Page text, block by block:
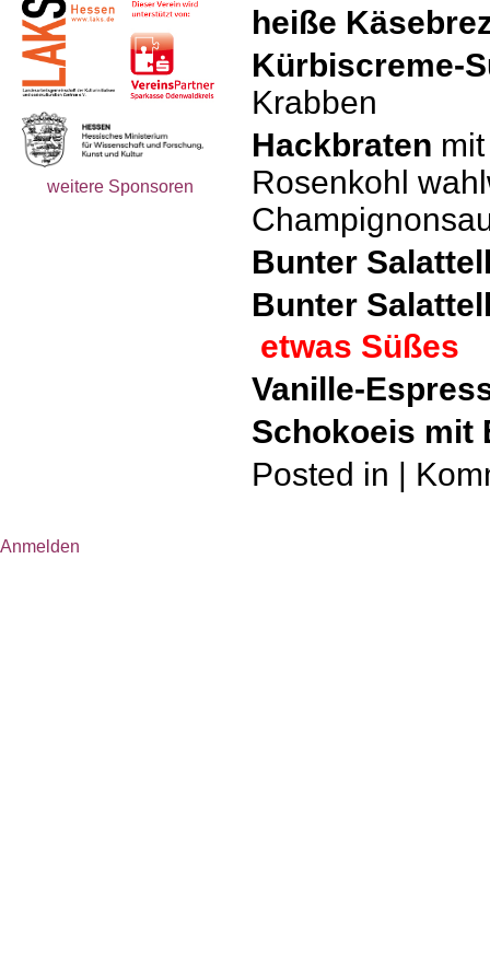
heiße
Kürbiscreme-
Krabben
Hackbraten
Rosenkohl
Bunter
Bunter
etwas Süßes
Vanille-
Schokoeis mit
Posted in |
weitere Sponsoren
Anmelden